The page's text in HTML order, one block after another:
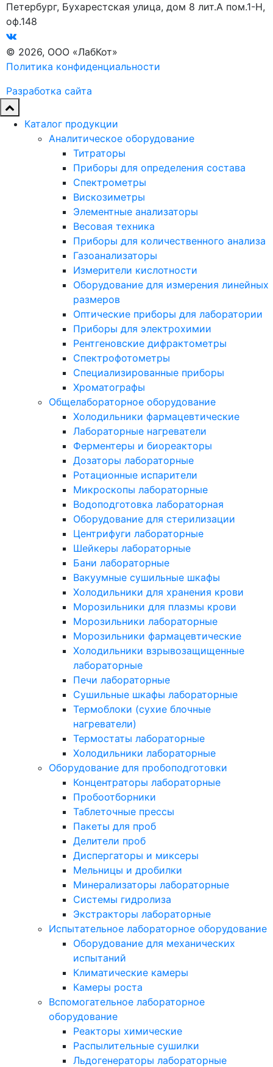
Петербург, Бухарестская улица, дом 8 лит.А пом.1-Н,
оф.148
© 2026, ООО «ЛабКот»
Политика конфиденциальности
Разработка сайта
Каталог продукции
Аналитическое оборудование
Титраторы
Приборы для определения состава
Спектрометры
Вискозиметры
Элементные анализаторы
Весовая техника
Приборы для количественного анализа
Газоанализаторы
Измерители кислотности
Оборудование для измерения линейных
размеров
Оптические приборы для лаборатории
Приборы для электрохимии
Рентгеновские дифрактометры
Спектрофотометры
Специализированные приборы
Хроматографы
Общелабораторное оборудование
Холодильники фармацевтические
Лабораторные нагреватели
Ферментеры и биореакторы
Дозаторы лабораторные
Ротационные испарители
Микроскопы лабораторные
Водоподготовка лабораторная
Оборудование для стерилизации
Центрифуги лабораторные
Шейкеры лабораторные
Бани лабораторные
Вакуумные сушильные шкафы
Холодильники для хранения крови
Морозильники для плазмы крови
Морозильники лабораторные
Морозильники фармацевтические
Холодильники взрывозащищенные
лабораторные
Печи лабораторные
Сушильные шкафы лабораторные
Термоблоки (сухие блочные
нагреватели)
Термостаты лабораторные
Холодильники лабораторные
Оборудование для пробоподготовки
Концентраторы лабораторные
Пробоотборники
Таблеточные прессы
Пакеты для проб
Делители проб
Диспергаторы и миксеры
Мельницы и дробилки
Минерализаторы лабораторные
Системы гидролиза
Экстракторы лабораторные
Испытательное лабораторное оборудование
Оборудование для механических
испытаний
Климатические камеры
Камеры роста
Вспомогательное лабораторное
оборудование
Реакторы химические
Распылительные сушилки
Льдогенераторы лабораторные